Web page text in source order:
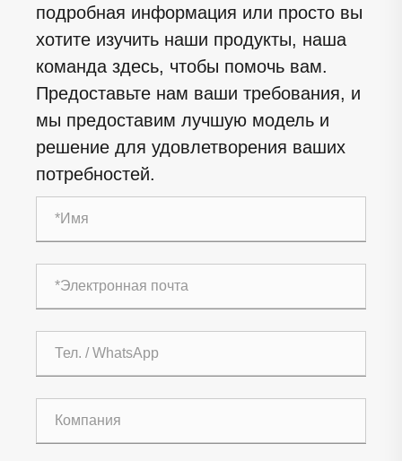
подробная информация или просто вы
хотите изучить наши продукты, наша
команда здесь, чтобы помочь вам.
Предоставьте нам ваши требования, и
мы предоставим лучшую модель и
решение для удовлетворения ваших
потребностей.